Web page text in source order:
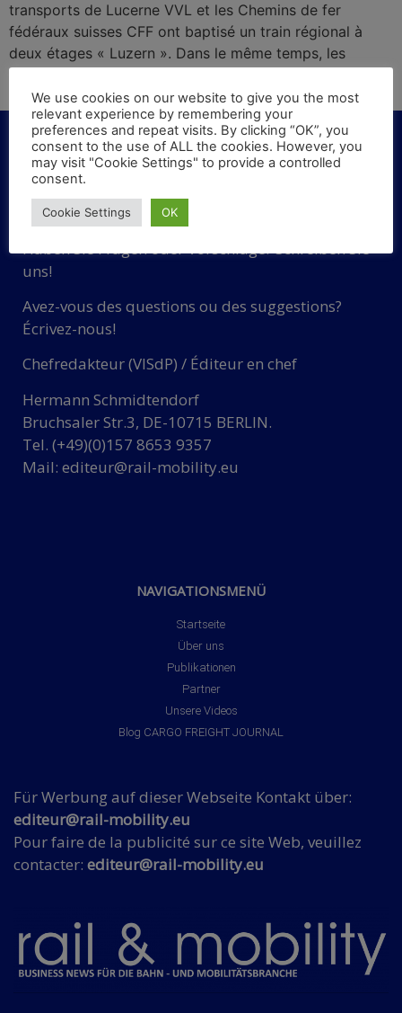
transports de Lucerne VVL et les Chemins de fer
fédéraux suisses CFF ont baptisé un train régional à
deux étages « Luzern ». Dans le même temps, les
acteurs ont signé la « Perspective globale pour Lucerne
KONTAKT
uns!
Avez-vous des questions ou des suggestions?
Écrivez-nous!
Chefredakteur (VISdP) / Éditeur en chef
Hermann Schmidtendorf
Bruchsaler Str.3, DE-10715 BERLIN.
Tel. (+49)(0)157 8653 9357
Mail: editeur@rail-mobility.eu
NAVIGATIONSMENÜ
Startseite
Über uns
Publikationen
Partner
Unsere Videos
Blog CARGO FREIGHT JOURNAL
Für Werbung auf dieser Webseite Kontakt über:
editeur@rail-mobility.eu
Pour faire de la publicité sur ce site Web, veuillez
contacter: editeur@rail-mobility.eu
We use cookies on our website to give you the most
relevant experience by remembering your
preferences and repeat visits. By clicking “OK”, you
consent to the use of ALL the cookies. However, you
may visit "Cookie Settings" to provide a controlled
consent.
Cookie Settings OK